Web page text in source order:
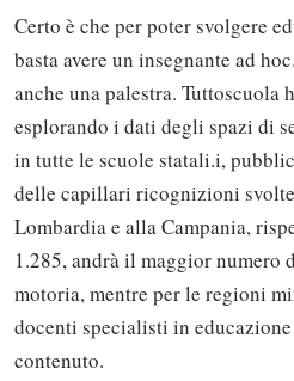
Certo è che per poter svolgere
basta avere un insegnante ad
anche una palestra. Tuttoscuola
esplorando i dati degli spazi di
in tutte le scuole statali.i,
delle capillari ricognizioni
Lombardia e alla Campania,
1.285, andrà il maggior numero
motoria, mentre per le regioni
docenti specialisti in
contenuto.